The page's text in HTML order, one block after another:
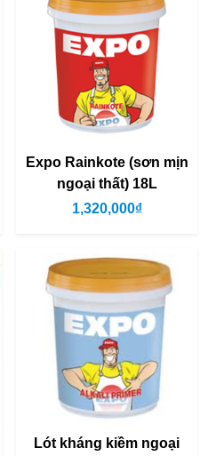
Expo Rainkote (sơn mịn
ngoại thất) 18L
1,320,000₫
Lót kháng kiềm ngoại